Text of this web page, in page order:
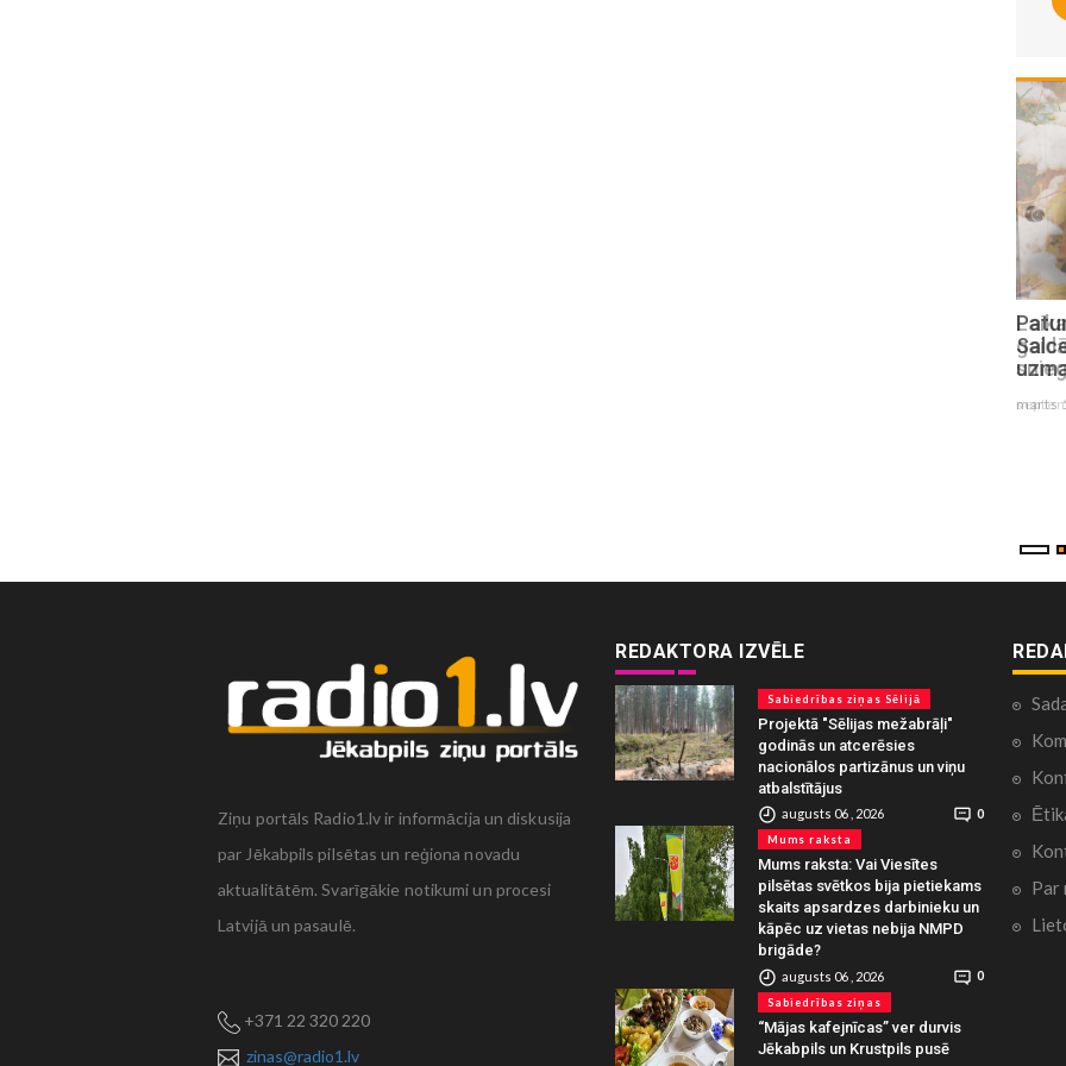
marts
Ziņu portāls Radio1.lv ir informācija un diskusija
par Jēkabpils pilsētas un reģiona novadu
aktualitātēm. Svarīgākie notikumi un procesi
Latvijā un pasaulē.
+371 22 320 220
zinas@radio1.lv
REDAKTORA IZVĒLE
Sabiedrības ziņas Sēlijā
Projektā "Sēlijas mežabrāļi"
godinās un atcerēsies
nacionālos partizānus un viņu
atbalstītājus
augusts 06 , 2026 0
Mums raksta
Mums raksta: Vai Viesītes
pilsētas svētkos bija pietiekams
skaits apsardzes darbinieku un
kāpēc uz vietas nebija NMPD
brigāde?
augusts 06 , 2026 0
Sabiedrības ziņas
“Mājas kafejnīcas” ver durvis
Jēkabpils un Krustpils pusē
Par